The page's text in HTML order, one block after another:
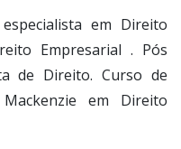
em Direito
Empresarial . Pós
de Direito. Curso de
em Direito